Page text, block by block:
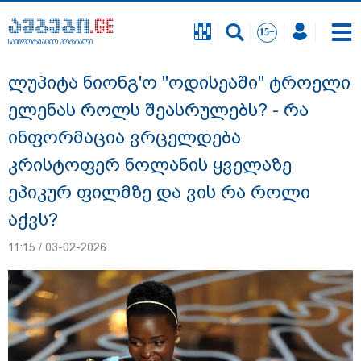
საინფორმაციო პორტალი
დაკავებულია 3 პირი, მათ შორის 2
არასრულწლოვანი - პოლიცია, თბილისში
კურიერზე ჯგუფურად ძალადობის საქმეზე
ინფორმაციას ავრცელებს
საინფორმაციო პორტალი
ლუპიტა ნიონგ'ო "ოდისეაში" ტროელი
ელენას როლს შეასრულებს? - რა
ინფორმაცია ვრცელდება
კრისტოფერ ნოლანის ყველაზე
ეპიკურ ფილმზე და ვის რა როლი
აქვს?
11:15 / 03-02-2026